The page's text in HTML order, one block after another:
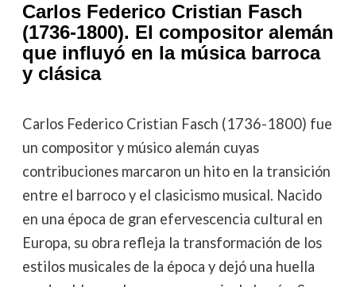
Carlos Federico Cristian Fasch
(1736-1800). El compositor alemán
que influyó en la música barroca
y clásica
Carlos Federico Cristian Fasch (1736-1800) fue
un compositor y músico alemán cuyas
contribuciones marcaron un hito en la transición
entre el barroco y el clasicismo musical. Nacido
en una época de gran efervescencia cultural en
Europa, su obra refleja la transformación de los
estilos musicales de la época y dejó una huella